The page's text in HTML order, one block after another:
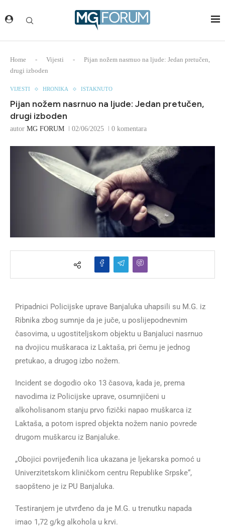
Home - Vijesti -
Pijan nožem nasrnuo na ljude: Jedan pretučen,
drugi izboden
VIJESTI HRONIKA ISTAKNUTO
Pijan nožem nasrnuo na ljude: Jedan pretučen,
drugi izboden
autor MG FORUM 02/06/2025 0 komentara
Pripadnici Policijske uprave Banjaluka uhapsili su M.G. iz
Ribnika zbog sumnje da je juče, u poslijepodnevnim
časovima, u ugostiteljskom objektu u Banjaluci nasrnuo
na dvojicu muškaraca iz Laktaša, pri čemu je jednog
pretukao, a drugog izbo nožem.
Incident se dogodio oko 13 časova, kada je, prema
navodima iz Policijske uprave, osumnjičeni u
alkoholisanom stanju prvo fizički napao muškarca iz
Laktaša, a potom ispred objekta nožem nanio povrede
drugom muškarcu iz Banjaluke.
„Obojici povrijeđenih lica ukazana je ljekarska pomoć u
Univerzitetskom kliničkom centru Republike Srpske“,
saopšteno je iz PU Banjaluka.
Testiranjem je utvrđeno da je M.G. u trenutku napada
imao 1,72 g/kg alkohola u krvi.